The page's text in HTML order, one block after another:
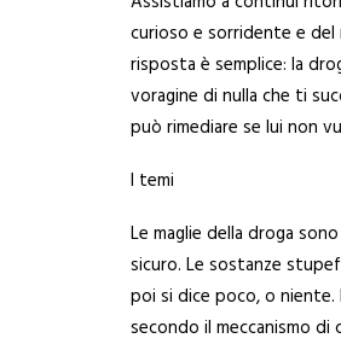
curioso e sorridente e del
risposta è semplice: la
voragine di nulla che ti
può rimediare se lui non
I temi
Le maglie della droga
sicuro. Le sostanze
poi si dice poco, o niente.
secondo il meccanismo